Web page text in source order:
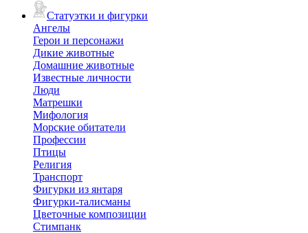
Статуэтки и фигурки
Ангелы
Герои и персонажи
Дикие животные
Домашние животные
Известные личности
Люди
Матрешки
Мифология
Морские обитатели
Профессии
Птицы
Религия
Транспорт
Фигурки из янтаря
Фигурки-талисманы
Цветочные композиции
Стимпанк